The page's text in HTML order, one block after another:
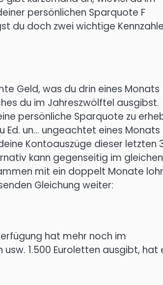
persönlichen Sparquote F
du doch zwei wichtige
Geld, was du drin eines Monats
du im Jahreszwölftel ausgibst.
persönliche Sparquote zu
Ed. un… ungeachtet eines Monats
Kontoauszüge dieser letzten
kann gegenseitig im gleichen
mit ein doppelt Monate
Gleichung weiter:
hat mehr noch im
1.500 Euroletten ausgibt, hat